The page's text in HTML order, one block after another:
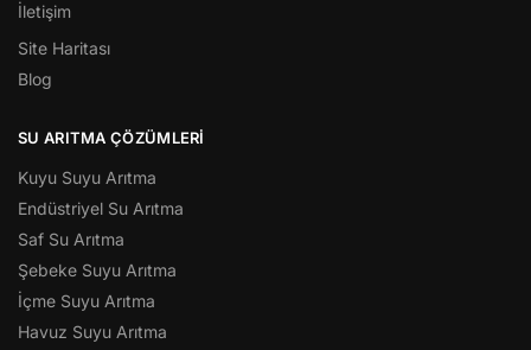
İletişim
Site Haritası
Blog
SU ARITMA ÇÖZÜMLERI
Kuyu Suyu Arıtma
Endüstriyel Su Arıtma
Saf Su Arıtma
Şebeke Suyu Arıtma
İçme Suyu Arıtma
Havuz Suyu Arıtma